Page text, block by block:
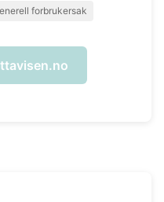
forbrukersak